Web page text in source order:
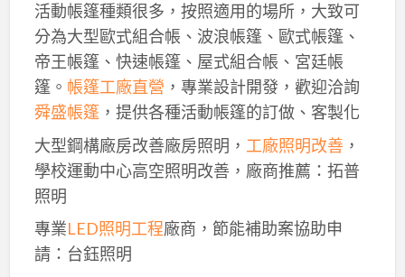
活動帳篷種類很多，按照適用的場所，大致可
分為大型歐式組合帳、波浪帳篷、歐式帳篷、
帝王帳篷、快速帳篷、屋式組合帳、宮廷帳
篷。 帳篷工廠直營 ，專業設計開發，歡迎洽詢
舜盛帳篷，提供各種活動帳篷的訂做、客製化
大型鋼構廠房改善廠房照明， 工廠照明改善，
學校運動中心高空照明改善，廠商推薦：拓普
照明
專業LED照明工程廠商，節能補助案協助申
請：台鈺照明